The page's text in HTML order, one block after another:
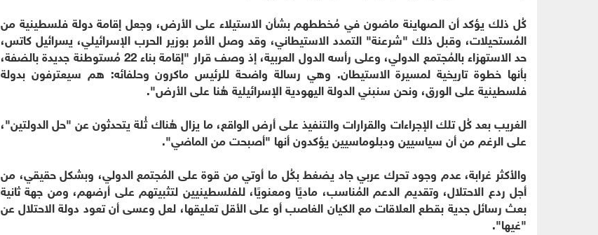
كُل ذلك يؤكد أن الصهاينة ماضون في مُخططهم بشأن الاستيلاء على الأرض، وجعل إقامة دولة فلسطينية من
المُستحيلات، وقبل ذلك "شرعنة" التمدد الاستيطاني، وقد وصل الأمر بوزير الحرب الإسرائيلي، يسرائيل كاتس،
حد الاستهزاء بالمُجتمع الدولي، وعلى رأسه الدول العربية، إذ وصف قرار "إقامة بناء 22 مُستوطنة جديدة بالضفة،
بأنها خطوة تاريخية لمسيرة الاستيطان. وهي رسالة واضحة للرئيس ماكرون وحلفائه: هم سيعترفون بدولة
فلسطينية على الورق، ونحن سنبني الدولة اليهودية الإسرائيلية هُنا على الأرض".
الغريب بعد كُل تلك الإجراءات والقرارات والتنفيذ على أرض الواقع، ما يزال هُناك ثُلة يتحدثون عن "حل الدولتين"،
على الرغم من أن سياسيين ودبلوماسيين يؤكدون أنها "أصبحت من الماضي".
والأكثر غرابة، عدم وجود تحرك عربي جاد يضغط بكُل ما أوتي من قوة على المُجتمع الدولي، وبشكل حقيقي، من
أجل ردع الاحتلال، وتقديم الدعم المُناسب، ماديًا ومعنويًا، للفلسطينيين لتثبيتهم على أرضهم، ومن جهة ثانية
بعث رسائل جدية بقطع العلاقات مع الكيان الغاصب أو على الأقل تعليقها، لعل وعسى أن تعود دولة الاحتلال عن
"غيها".